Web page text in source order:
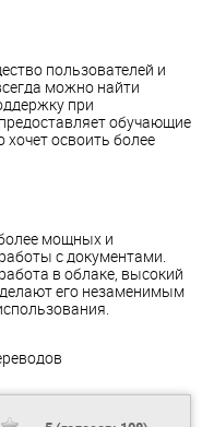
пользователей и
можно найти
при
обучающие
освоить более
мощных и
с документами.
в облаке, высокий
его незаменимым